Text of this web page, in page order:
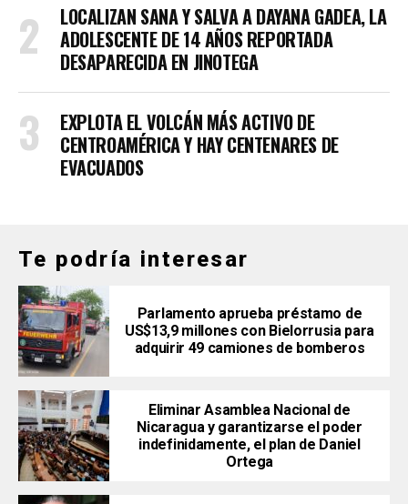
LOCALIZAN SANA Y SALVA A DAYANA GADEA, LA
ADOLESCENTE DE 14 AÑOS REPORTADA
DESAPARECIDA EN JINOTEGA
EXPLOTA EL VOLCÁN MÁS ACTIVO DE
CENTROAMÉRICA Y HAY CENTENARES DE
EVACUADOS
Te podría interesar
Parlamento aprueba préstamo de
US$13,9 millones con Bielorrusia para
adquirir 49 camiones de bomberos
Eliminar Asamblea Nacional de
Nicaragua y garantizarse el poder
indefinidamente, el plan de Daniel
Ortega